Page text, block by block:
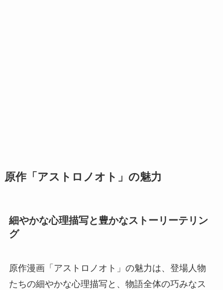
原作「アストロノオト」の魅力
細やかな心理描写と豊かなストーリーテリン
グ
原作漫画「アストロノオト」の魅力は、登場人物
たちの細やかな心理描写と、物語全体の巧みなス